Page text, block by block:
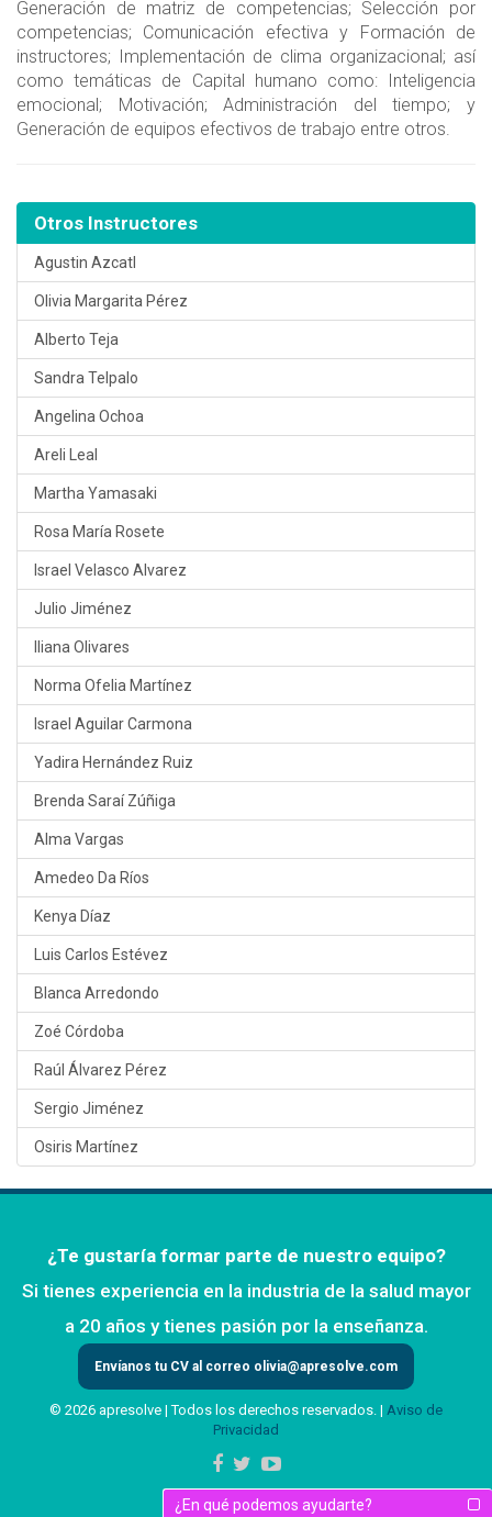
Generación de matriz de competencias; Selección por
competencias; Comunicación efectiva y Formación de
instructores; Implementación de clima organizacional; así
como temáticas de Capital humano como: Inteligencia
emocional; Motivación; Administración del tiempo; y
Generación de equipos efectivos de trabajo entre otros.
Otros Instructores
Agustin Azcatl
Olivia Margarita Pérez
Alberto Teja
Sandra Telpalo
Angelina Ochoa
Areli Leal
Martha Yamasaki
Rosa María Rosete
Israel Velasco Alvarez
Julio Jiménez
Iliana Olivares
Norma Ofelia Martínez
Israel Aguilar Carmona
Yadira Hernández Ruiz
Brenda Saraí Zúñiga
Alma Vargas
Amedeo Da Ríos
Kenya Díaz
Luis Carlos Estévez
Blanca Arredondo
Zoé Córdoba
Raúl Álvarez Pérez
Sergio Jiménez
Osiris Martínez
¿Te gustaría formar parte de nuestro equipo?
Si tienes experiencia en la industria de la salud mayor
a 20 años y tienes pasión por la enseñanza.
Envíanos tu CV al correo olivia@apresolve.com
© 2026 apresolve | Todos los derechos reservados. | Aviso de
Privacidad
¿En qué podemos ayudarte?